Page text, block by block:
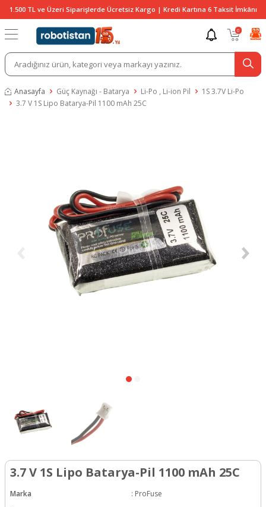
1.500 TL ve Üzeri Siparişlerde Ücretsiz Kargo | Kredi Kartına 6 Taksit İmkânı
0
Anasayfa Güç Kaynağı - Batarya Li-Po , Li-ion Pil
1S 3.7V Li-Po
3.7 V 1S Lipo Batarya-Pil 1100 mAh 25C
3.7 V 1S Lipo Batarya-Pil 1100 mAh 25C
Marka : ProFuse